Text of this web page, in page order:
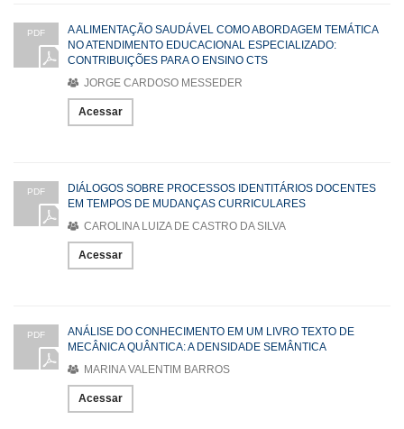
PDF
A ALIMENTAÇÃO SAUDÁVEL COMO ABORDAGEM TEMÁTICA
NO ATENDIMENTO EDUCACIONAL ESPECIALIZADO:
CONTRIBUIÇÕES PARA O ENSINO CTS
JORGE CARDOSO MESSEDER
Acessar
PDF
DIÁLOGOS SOBRE PROCESSOS IDENTITÁRIOS DOCENTES
EM TEMPOS DE MUDANÇAS CURRICULARES
CAROLINA LUIZA DE CASTRO DA SILVA
Acessar
PDF
ANÁLISE DO CONHECIMENTO EM UM LIVRO TEXTO DE
MECÂNICA QUÂNTICA: A DENSIDADE SEMÂNTICA
MARINA VALENTIM BARROS
Acessar